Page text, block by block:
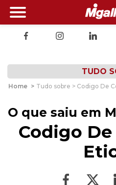
TUDO
Home > Tudo sobre > Codigo De
O que saiu em
Codigo